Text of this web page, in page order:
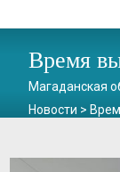
Время
Магаданская
Новости >